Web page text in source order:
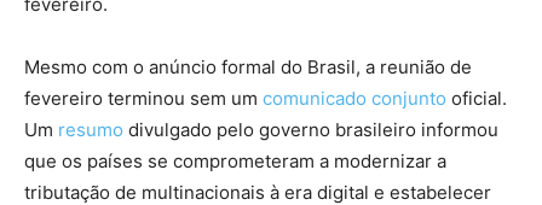
Mesmo com o anúncio formal do Brasil, a reunião de
fevereiro terminou sem um comunicado conjunto oficial.
Um resumo divulgado pelo governo brasileiro informou
que os países se comprometeram a modernizar a
tributação de multinacionais à era digital e estabelecer